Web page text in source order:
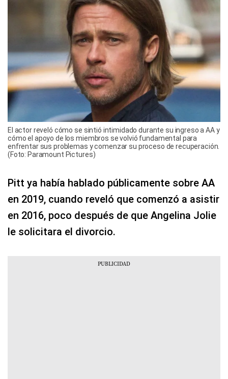
El actor reveló cómo se sintió intimidado durante su ingreso a AA y
cómo el apoyo de los miembros se volvió fundamental para
enfrentar sus problemas y comenzar su proceso de recuperación.
(Foto: Paramount Pictures)
Pitt ya había hablado públicamente sobre AA
en 2019, cuando reveló que comenzó a asistir
en 2016, poco después de que Angelina Jolie
le solicitara el divorcio.